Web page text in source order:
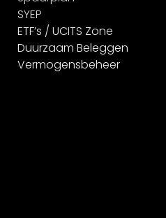
SYEP
ETF’s / UCITS Zone
Duurzaam Beleggen
Vermogensbeheer